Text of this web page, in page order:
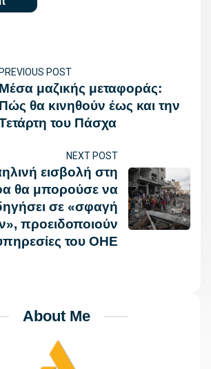
PREVIOUS POST
Μέσα μαζικής μεταφοράς:
Πώς θα κινηθούν έως και την
του Πάσχα
NEXT POST
εισβολή στη
θα μπορούσε να
σε «σφαγή
προειδοποιούν
του ΟΗΕ
About Me